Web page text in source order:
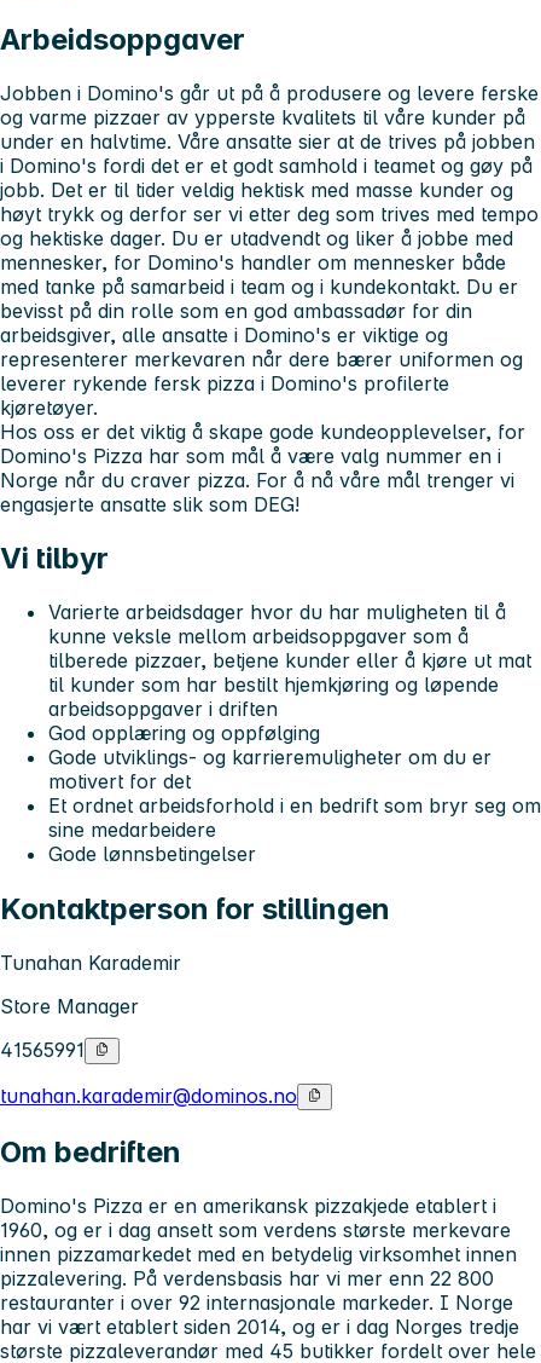
Arbeidsoppgaver
Jobben i Domino's går ut på å produsere og levere ferske
og varme pizzaer av ypperste kvalitets til våre kunder på
under en halvtime. Våre ansatte sier at de trives på jobben
i Domino's fordi det er et godt samhold i teamet og gøy på
jobb. Det er til tider veldig hektisk med masse kunder og
høyt trykk og derfor ser vi etter deg som trives med tempo
og hektiske dager. Du er utadvendt og liker å jobbe med
mennesker, for Domino's handler om mennesker både
med tanke på samarbeid i team og i kundekontakt. Du er
bevisst på din rolle som en god ambassadør for din
arbeidsgiver, alle ansatte i Domino's er viktige og
representerer merkevaren når dere bærer uniformen og
leverer rykende fersk pizza i Domino's profilerte
kjøretøyer.
Hos oss er det viktig å skape gode kundeopplevelser, for
Domino's Pizza har som mål å være valg nummer en i
Norge når du craver pizza. For å nå våre mål trenger vi
engasjerte ansatte slik som DEG!
Vi tilbyr
Varierte arbeidsdager hvor du har muligheten til å
kunne veksle mellom arbeidsoppgaver som å
tilberede pizzaer, betjene kunder eller å kjøre ut mat
til kunder som har bestilt hjemkjøring og løpende
arbeidsoppgaver i driften
God opplæring og oppfølging
Gode utviklings- og karrieremuligheter om du er
motivert for det
Et ordnet arbeidsforhold i en bedrift som bryr seg om
sine medarbeidere
Gode lønnsbetingelser
Kontaktperson for stillingen
Tunahan Karademir
Store Manager
41565991
tunahan.karademir@dominos.no
Om bedriften
Domino's Pizza er en amerikansk pizzakjede etablert i
1960, og er i dag ansett som verdens største merkevare
innen pizzamarkedet med en betydelig virksomhet innen
pizzalevering. På verdensbasis har vi mer enn 22 800
restauranter i over 92 internasjonale markeder. I Norge
har vi vært etablert siden 2014, og er i dag Norges tredje
største pizzaleverandør med 45 butikker fordelt over hele